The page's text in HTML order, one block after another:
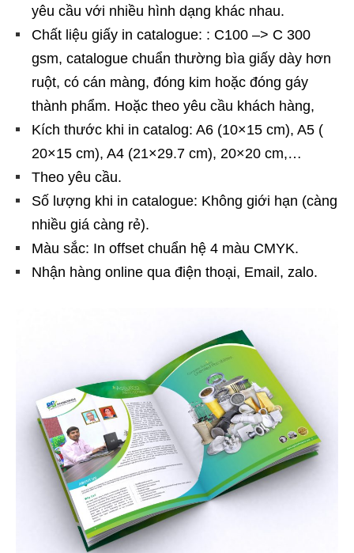
yêu cầu với nhiều hình dạng khác nhau.
Chất liệu giấy in catalogue: : C100 –> C 300
gsm, catalogue chuẩn thường bìa giấy dày hơn
ruột, có cán màng, đóng kim hoặc đóng gáy
thành phẩm. Hoặc theo yêu cầu khách hàng,
Kích thước khi in catalog: A6 (10×15 cm), A5 (
20×15 cm), A4 (21×29.7 cm), 20×20 cm,…
Theo yêu cầu.
Số lượng khi in catalogue: Không giới hạn (càng
nhiều giá càng rẻ).
Màu sắc: In offset chuẩn hệ 4 màu CMYK.
Nhận hàng online qua điện thoại, Email, zalo.